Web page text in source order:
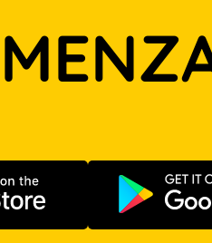
en App Store